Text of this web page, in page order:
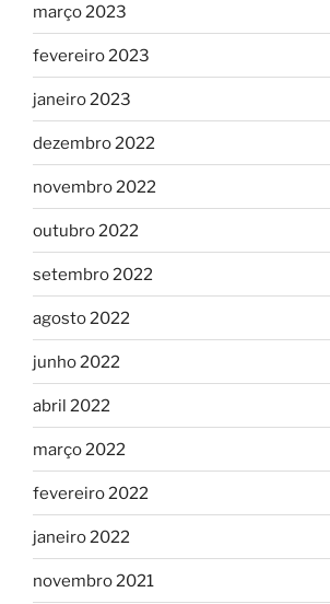
março 2023
fevereiro 2023
janeiro 2023
dezembro 2022
novembro 2022
outubro 2022
setembro 2022
agosto 2022
junho 2022
abril 2022
março 2022
fevereiro 2022
janeiro 2022
novembro 2021